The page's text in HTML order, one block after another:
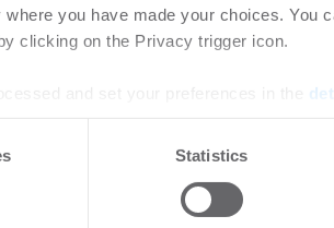
you have made your choices. You
clicking on the Privacy trigger icon.
provide social media features and to
they’ve collected from your use of their
Statistics
Ingeborg-
Bewerbung bis 2.
Schirmherrin
08.07.2026
Login für den ganzen Artikel
jetzt Ihren kostenlosen